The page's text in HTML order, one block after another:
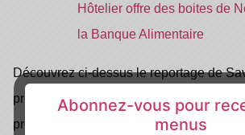
Hôtelier offre des boites de
la Banque Alimentaire
Découvrez ci-dessus le reportage de
présentant l’engagement des élèves et
professeurs pour les plus démunis.
Abonnez-vous pour
menus